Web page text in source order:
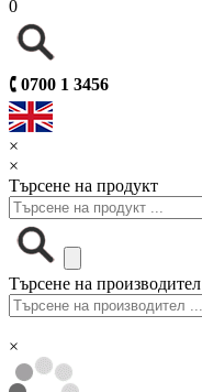
0
🕻 0700 1 3456
×
×
Търсене на продукт
Търсене на производител
×